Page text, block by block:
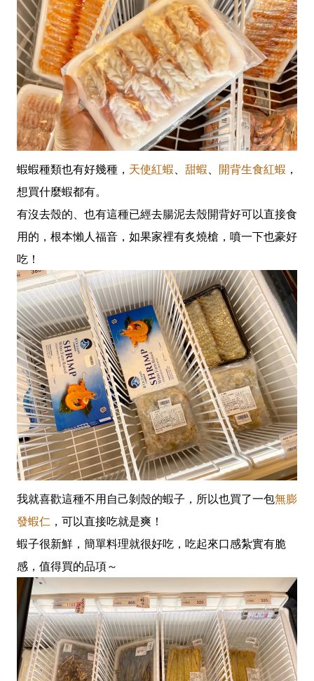
蝦蝦種類也有好幾種， 天使紅蝦 甜蝦 開背生食紅蝦 ，
想買什麼蝦都有。
有沒去殼的、也有這種已經去腸泥去殼開背好可以直接食
用的，根本懶人福音，如果家裡有炙燒槍，噴一下也豪好
吃！
我就喜歡這種不用自己剝殼的蝦子，所以也買了一包無膨
發蝦仁 ，可以直接吃就是爽！
蝦子很新鮮，簡單料理就很好吃，吃起來口感紮實有脆
感，值得買的品項～